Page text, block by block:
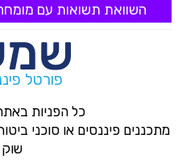
השוואת תשואות עם
פורטל
כל הפניות
מתכננים פיננסים או סוכני
שוק